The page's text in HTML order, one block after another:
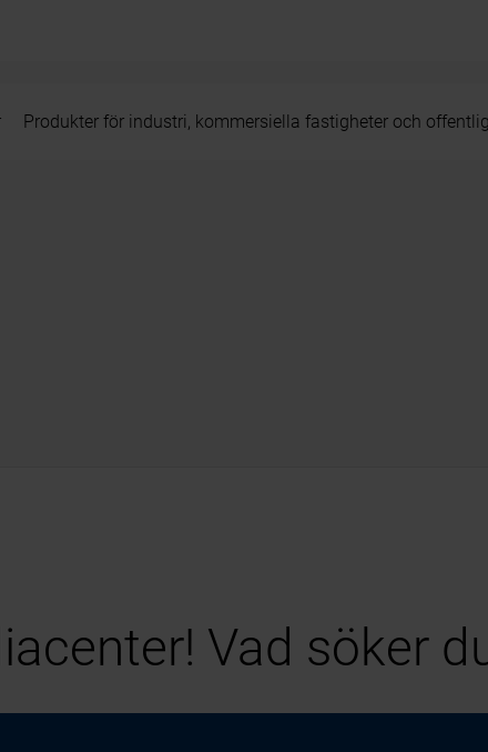
Produkter för industri, kommersiella fastigheter och
Vad söker